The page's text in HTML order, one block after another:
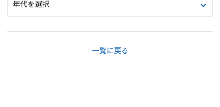
一覧に戻る